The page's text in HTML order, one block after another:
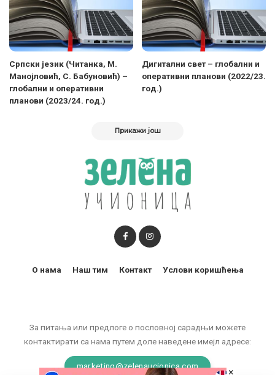
Српски језик (Читанка, М.
Манојловић, С. Бабуновић) –
глобални и оперативни
планови (2023/24. год.)
Дигитални свет – глобални и
оперативни планови (2022/23.
год.)
Прикажи још
За питања или предлоге о пословној сарадњи можете
контактирати са нама путем доле наведене имејл адресе:
marketing@zelenaucionica.com
О нама Наш тим Контакт Услови коришћења
×